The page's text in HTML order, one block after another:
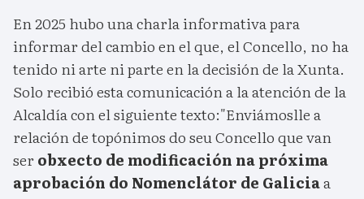
En 2025 hubo una charla informativa para
informar del cambio en el que, el Concello, no ha
tenido ni arte ni parte en la decisión de la Xunta.
Solo recibió esta comunicación a la atención de la
Alcaldía con el siguiente texto:"Enviámoslle a
relación de topónimos do seu Concello que van
serobxecto de modificación na próxima
aprobación do Nomenclátor de Galiciaa